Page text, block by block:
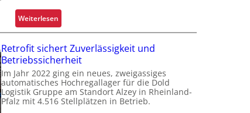
l
e
x
e
r
i
s
t
a
U
n
i
k
a
t
f
ü
Weiterlesen:
K
m
m
i
s
s
Retrofit sichert Zuverlässigkeit und
Betriebssicherheit
Im Jahr 2022 ging ein neues, zweigassiges
automatisches Hochregallager für die Dold
Logistik Gruppe am Standort Alzey in Rheinland-
Pfalz mit 4.516 Stellplätzen in Betrieb.